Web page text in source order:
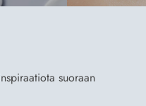
suoraan